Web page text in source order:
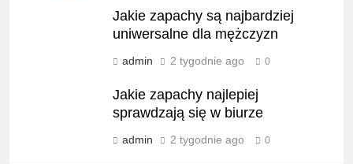
Jakie zapachy są najbardziej
uniwersalne dla mężczyzn
admin 2 tygodnie ago 0
Jakie zapachy najlepiej
sprawdzają się w biurze
admin 2 tygodnie ago 0